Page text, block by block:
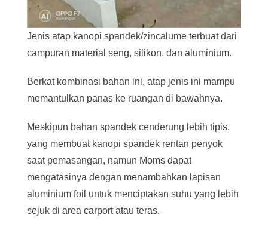
Jenis atap kanopi spandek/zincalume terbuat dari
campuran material seng, silikon, dan aluminium.
Berkat kombinasi bahan ini, atap jenis ini mampu
memantulkan panas ke ruangan di bawahnya.
Meskipun bahan spandek cenderung lebih tipis,
yang membuat kanopi spandek rentan penyok
saat pemasangan, namun Moms dapat
mengatasinya dengan menambahkan lapisan
aluminium foil untuk menciptakan suhu yang lebih
sejuk di area carport atau teras.